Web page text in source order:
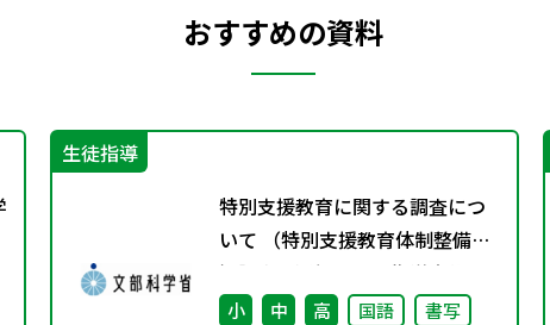
おすすめの資料
生徒指導
特別支援教育に関する調査につ
いて （特別支援教育体制整備状
況調査、通級による指導実施状
況調査）
小 中 高 国語
書写